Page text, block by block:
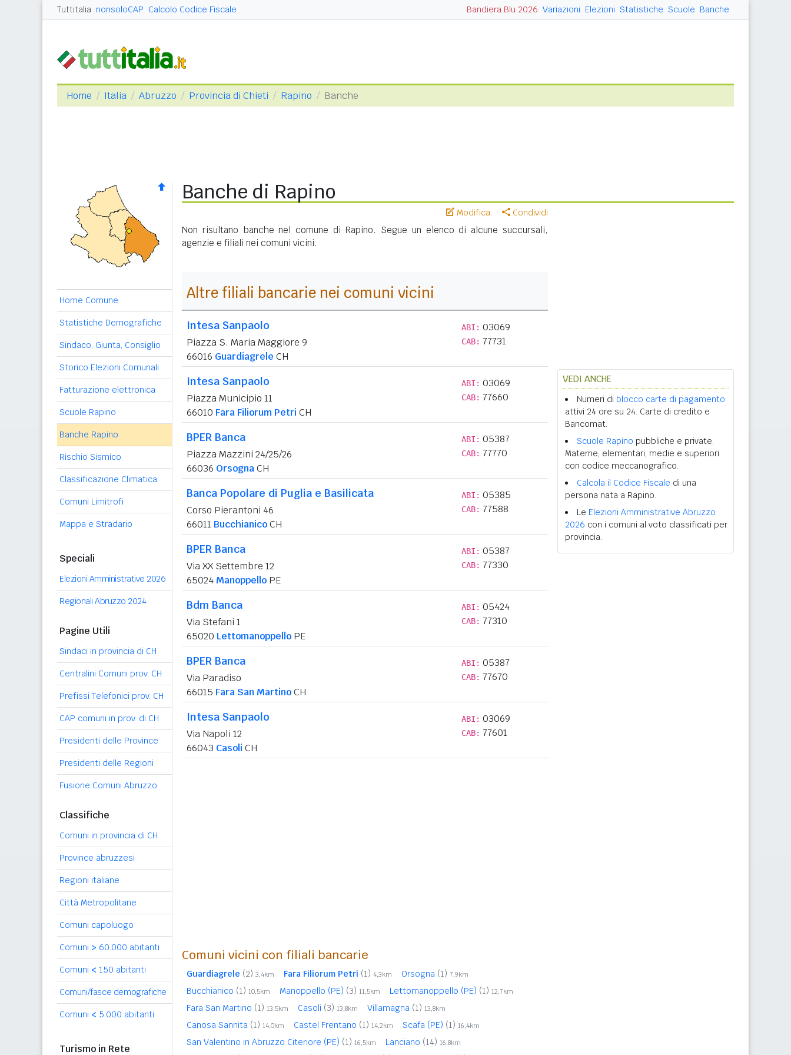
Tuttitalia nonsoloCAP Calcolo Codice Fiscale Bandiera Blu 2026 Variazioni Elezioni Statistiche Scuole Banche
Home Italia Abruzzo Provincia di Chieti Rapino Banche
Home Comune
Statistiche Demografiche
Sindaco, Giunta, Consiglio
Storico Elezioni Comunali
Fatturazione elettronica
Scuole Rapino
Banche Rapino
Rischio Sismico
Classificazione Climatica
Comuni Limitrofi
Mappa e Stradario
Speciali
Elezioni Amministrative 2026
Regionali Abruzzo 2024
Pagine Utili
Sindaci in provincia di CH
Centralini Comuni prov. CH
Prefissi Telefonici prov. CH
CAP comuni in prov. di CH
Presidenti delle Province
Presidenti delle Regioni
Fusione Comuni Abruzzo
Classifiche
Comuni in provincia di CH
Province abruzzesi
Regioni italiane
Città Metropolitane
Comuni capoluogo
Comuni > 60.000 abitanti
Comuni < 150 abitanti
Comuni/fasce demografiche
Comuni < 5.000 abitanti
Turismo in Rete
Banche di Rapino
Modifica Condividi
Non risultano banche nel comune di Rapino. Segue un elenco di alcune succursali,
agenzie e filiali nei comuni vicini.
Altre filiali bancarie nei comuni vicini
Intesa Sanpaolo
Piazza S. Maria Maggiore 9
66016 Guardiagrele CH
ABI: 03069
CAB: 77731
Intesa Sanpaolo
Piazza Municipio 11
66010 Fara Filiorum Petri CH
ABI: 03069
CAB: 77660
BPER Banca
Piazza Mazzini 24/25/26
66036 OrsognaCH
ABI: 05387
CAB: 77770
Banca Popolare di Puglia e Basilicata
Corso Pierantoni 46
66011 BucchianicoCH
ABI: 05385
CAB: 77588
BPER Banca
Via XX Settembre 12
65024 Manoppello PE
ABI: 05387
CAB: 77330
Bdm Banca
Via Stefani 1
65020 Lettomanoppello PE
ABI: 05424
CAB: 77310
BPER Banca
Via Paradiso
66015 Fara San MartinoCH
ABI: 05387
CAB: 77670
Intesa Sanpaolo
Via Napoli 12
66043 Casoli CH
ABI: 03069
CAB: 77601
Comuni vicini con filiali bancarie
Guardiagrele (2) 3,4km Fara Filiorum Petri (1) 4,3km Orsogna (1) 7,9km
Bucchianico (1) 10,5km Manoppello (PE) (3) 11,5km Lettomanoppello (PE) (1) 12,7km
Fara San Martino (1) 13,5km Casoli (3) 13,8km Villamagna (1) 13,8km
Canosa Sannita (1) 14,0km Castel Frentano (1) 14,2km Scafa (PE) (1) 16,4km
San Valentino in Abruzzo Citeriore (PE) (1) 16,5km Lanciano (14) 16,8km
VEDI ANCHE
Numeri di blocco carte di pagamento
attivi 24 ore su 24. Carte di credito e
Bancomat.
Scuole Rapino pubbliche e private.
Materne, elementari, medie e superiori
con codice meccanografico.
Calcola il Codice Fiscale di una
persona nata a Rapino.
Le Elezioni Amministrative Abruzzo
2026 con i comuni al voto classificati per
provincia.